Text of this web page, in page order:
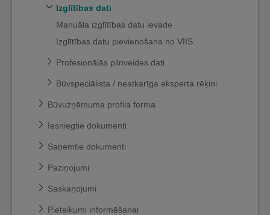
Izglītības dati
Manuāla izglītības datu ievade
Izglītības datu pievienošana no VIIS
Profesionālās pilnveides dati
Būvspeciālista / neatkarīga eksperta rēķini
Būvuzņēmuma profila forma
Iesniegtie dokumenti
Saņemtie dokumenti
Paziņojumi
Saskaņojumi
Pieteikumi informēšanai